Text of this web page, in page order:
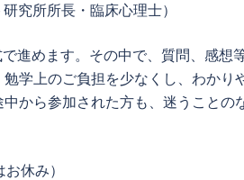
所所長・臨床心理士）
めます。その中で、質問、感想
学上のご負担を少なくし、わかり
から参加された方も、迷うことの
休み）